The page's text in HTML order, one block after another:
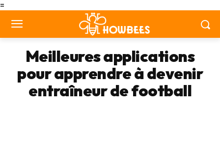
=
Meilleures applications
pour apprendre à devenir
entraîneur de football